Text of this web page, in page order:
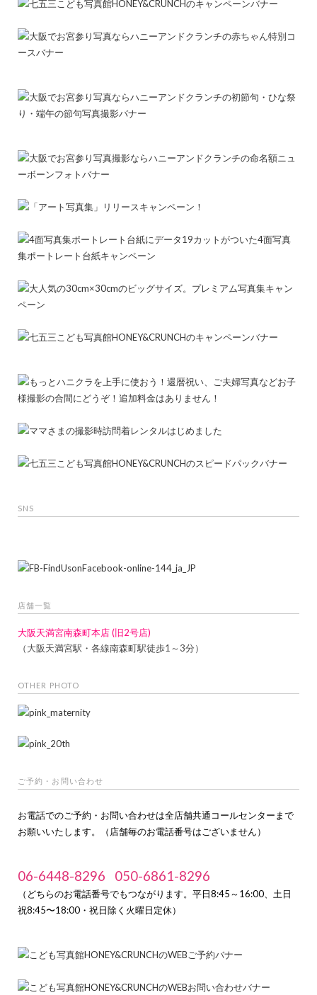
SNS
店舗一覧
大阪天満宮南森町本店 (旧2号店)
（大阪天満宮駅・各線南森町駅徒歩1～3分）
OTHER PHOTO
ご予約・お問い合わせ
お電話でのご予約・お問い合わせは全店舗共通コールセンターまで
お願いいたします。（店舗毎のお電話番号はございません）
06-6448-8296 050-6861-8296
（どちらのお電話番号でもつながります。平日8:45～16:00、土日
祝8:45〜18:00・祝日除く火曜日定休）